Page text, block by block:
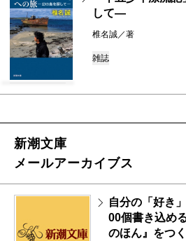
して―
椎名誠／著
雑誌
新潮文庫
メールアーカイブス
自分の「好き
00個書き込め
のほん』をつ